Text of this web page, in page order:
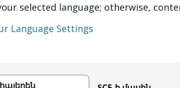
selected language; otherwise,
Language Settings
հայերեն